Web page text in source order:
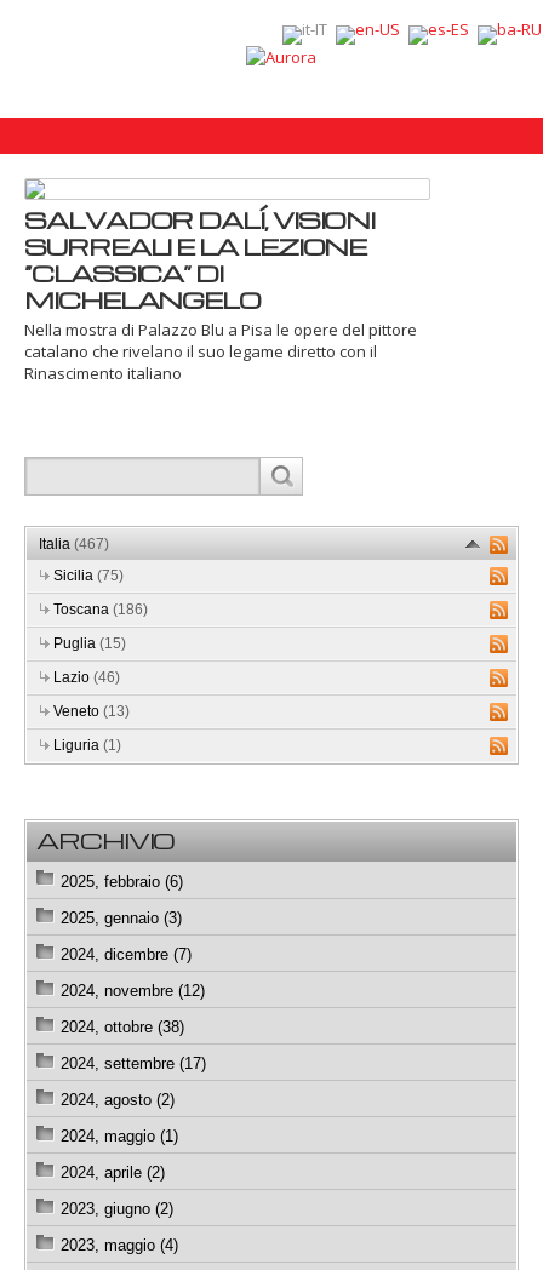
SALVADOR DALÍ, VISIONI
SURREALI E LA LEZIONE
“CLASSICA” DI
MICHELANGELO
Nella mostra di Palazzo Blu a Pisa le opere del pittore
catalano che rivelano il suo legame diretto con il
Rinascimento italiano
Italia (467)
Sicilia (75)
Toscana (186)
Puglia (15)
Lazio (46)
Veneto (13)
Liguria (1)
ARCHIVIO
2025, febbraio (6)
2025, gennaio (3)
2024, dicembre (7)
2024, novembre (12)
2024, ottobre (38)
2024, settembre (17)
2024, agosto (2)
2024, maggio (1)
2024, aprile (2)
2023, giugno (2)
2023, maggio (4)